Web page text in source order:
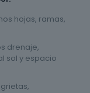
hojas, ramas,
drenaje,
sol y espacio